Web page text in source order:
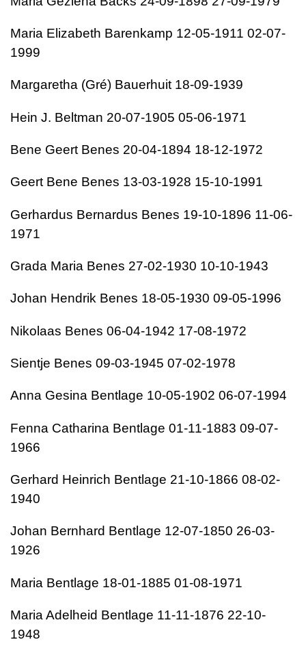
Maria Elizabeth Barenkamp 12-05-1911 02-07-
1999
Margaretha (Gré) Bauerhuit 18-09-1939
Hein J. Beltman 20-07-1905 05-06-1971
Bene Geert Benes 20-04-1894 18-12-1972
Geert Bene Benes 13-03-1928 15-10-1991
Gerhardus Bernardus Benes 19-10-1896 11-06-
1971
Grada Maria Benes 27-02-1930 10-10-1943
Johan Hendrik Benes 18-05-1930 09-05-1996
Nikolaas Benes 06-04-1942 17-08-1972
Sientje Benes 09-03-1945 07-02-1978
Anna Gesina Bentlage 10-05-1902 06-07-1994
Fenna Catharina Bentlage 01-11-1883 09-07-
1966
Gerhard Heinrich Bentlage 21-10-1866 08-02-
1940
Johan Bernhard Bentlage 12-07-1850 26-03-
1926
Maria Bentlage 18-01-1885 01-08-1971
Maria Adelheid Bentlage 11-11-1876 22-10-
1948